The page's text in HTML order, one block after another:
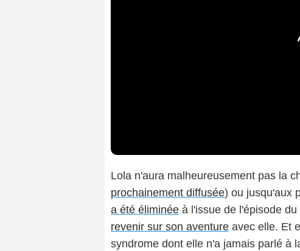
Lola n'aura malheureusement pas la
prochainement diffusée) ou jusqu'aux
a été éliminée à l'issue de l'épisode du
revenir sur son aventure avec elle. Et
syndrome dont elle n'a jamais parlé à